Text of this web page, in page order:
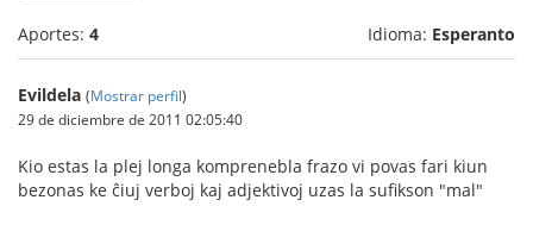
Aportes: 4 Idioma: Esperanto
Evildela (Mostrar perfil)
29 de diciembre de 2011 02:05:40
Kio estas la plej longa komprenebla frazo vi povas fari kiun
bezonas ke ĉiuj verboj kaj adjektivoj uzas la sufikson "mal"